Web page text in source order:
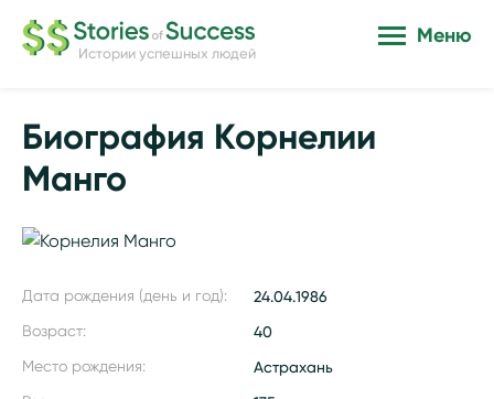
Истории успешных людей
Меню
Биография Корнелии
Манго
Дата рождения (день и год): 24.04.1986
Возраст: 40
Место рождения: Астрахань